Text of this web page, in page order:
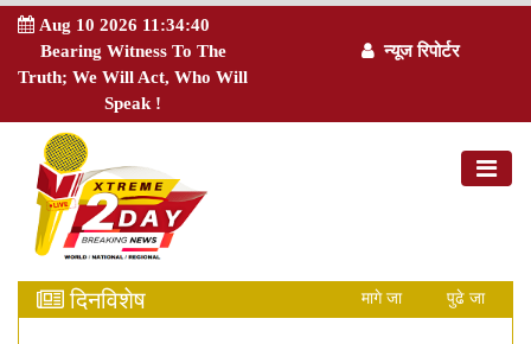
Aug 10 2026 11:34:41
Bearing Witness To The
Truth; We Will Act, Who Will
Speak !
न्यूज रिपोर्टर
दिनविशेष मागे जा पुढे जा